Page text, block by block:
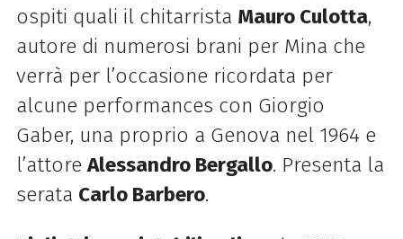
ospiti quali il chitarrista Mauro Culotta,
autore di numerosi brani per Mina che
verrà per l’occasione ricordata per
alcune performances con Giorgio
Gaber, una proprio a Genova nel 1964 e
l’attoreAlessandro Bergallo. Presenta la
serata Carlo Barbero.